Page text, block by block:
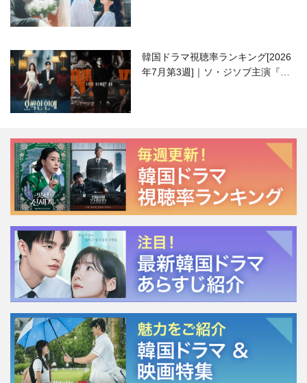
韓国ドラマ視聴率ランキング[2026
年7月第3週]｜ソ・ジソブ主演『エ